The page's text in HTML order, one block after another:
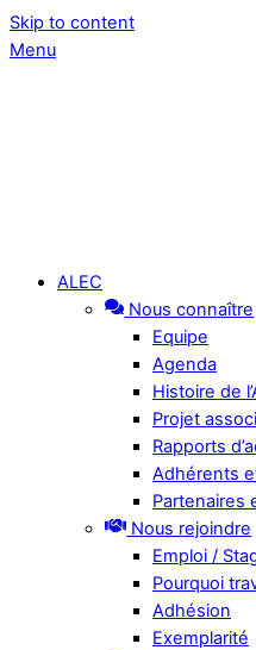
Skip to content
Menu
ALEC
Nous connaître
Equipe
Agenda
Histoire de
Projet
Rapports
Adhérents
Partenaires
Nous rejoindre
Emploi /
Pourquoi
Adhésion
Exemplarité